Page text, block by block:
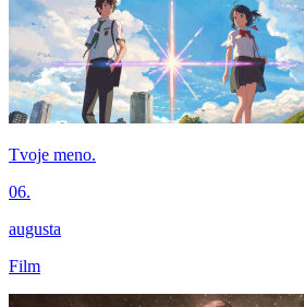
Tvoje meno.
06.
augusta
Film